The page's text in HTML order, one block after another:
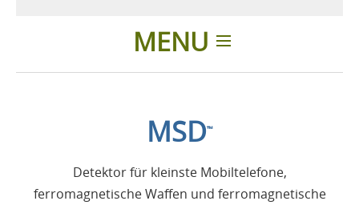
MENU
Produkte
MSD™
Detektor für kleinste Mobiltelefone,
ferromagnetische Waffen und ferromagnetische